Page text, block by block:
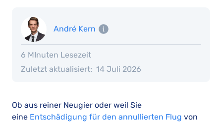
André Kern
6 MInuten Lesezeit
Zuletzt aktualisiert: 14 Juli 2026
Ob aus reiner Neugier oder weil Sie
eine Entschädigung für den annullierten Flug von